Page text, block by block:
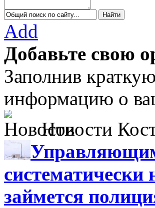
Add
Добавьте свою
Заполнив
информацию о
Новости
систематически
займется